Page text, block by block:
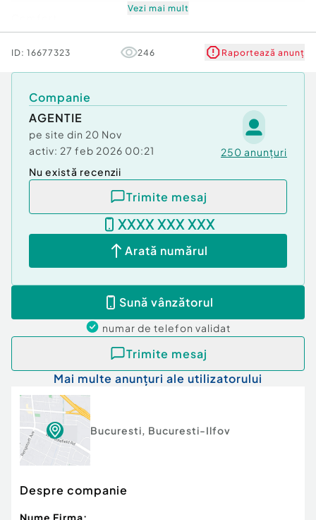
Vezi mai mult
ID: 16677323 246 Raportează anunț
Companie
AGENTIE
pe site din 20 Nov
activ: 27 feb 2026 00:21 250 anunțuri
Nu există recenzii
Trimite mesaj
XXXX XXX XXX
Arată numărul
Sună vânzătorul
numar de telefon validat
Trimite mesaj
Mai multe anunțuri ale utilizatorului
Bucuresti, Bucuresti-Ilfov
Despre companie
Nume Firma: